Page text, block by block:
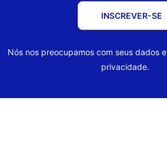
INSCREVER-SE
Nós nos preocupamos com seus dados
privacidade.